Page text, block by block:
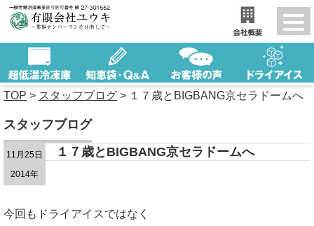
TOP > スタッフブログ > １７歳とBIGBANG京セラドームへ
スタッフブログ
11月25日
2014年
１７歳とBIGBANG京セラドームへ
今回もドライアイスではなく